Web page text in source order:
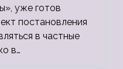
уже готов
постановления
в частные
в…